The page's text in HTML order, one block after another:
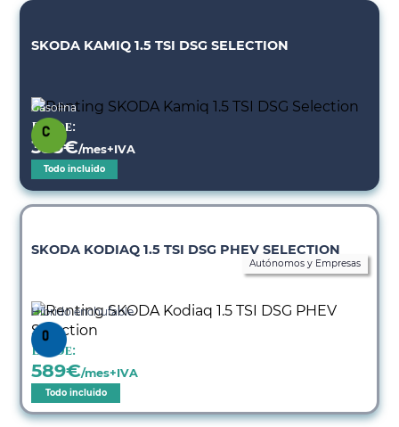
SKODA KAMIQ 1.5 TSI DSG SELECTION
Gasolina
Autónomos y Empresas
Desde:
335€/mes+IVA
Todo incluido
SKODA KODIAQ 1.5 TSI DSG PHEV SELECTION
Híbrido enchufable
Desde:
589€/mes+IVA
Todo incluido